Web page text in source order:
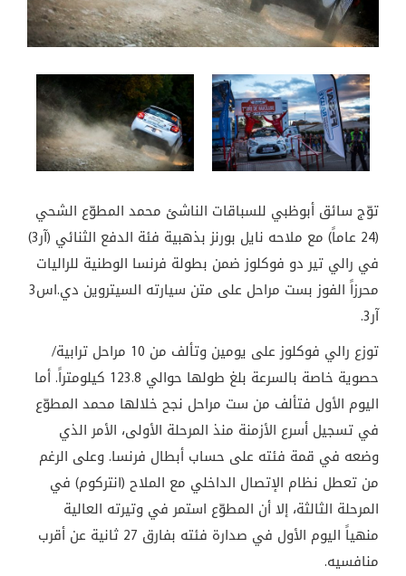
توّج سائق أبوظبي للسباقات الناشئ محمد المطوّع الشحي
(24 عاماً) مع ملاحه نايل بورنز بذهبية فئة الدفع الثنائي (آر3)
في رالي تير دو فوكلوز ضمن بطولة فرنسا الوطنية للراليات
محرزاً الفوز بست مراحل على متن سيارته السيتروين دي.اس3
آر3.
توزع رالي فوكلوز على يومين وتألف من 10 مراحل ترابية/
حصوية خاصة بالسرعة بلغ طولها حوالي 123.8 كيلومتراً. أما
اليوم الأول فتألف من ست مراحل نجح خلالها محمد المطوّع
في تسجيل أسرع الأزمنة منذ المرحلة الأولى، الأمر الذي
وضعه في قمة فئته على حساب أبطال فرنسا. وعلى الرغم
من تعطل نظام الإتصال الداخلي مع الملاح (انتركوم) في
المرحلة الثالثة، إلا أن المطوّع استمر في وتيرته العالية
منهياً اليوم الأول في صدارة فئته بفارق 27 ثانية عن أقرب
منافسيه.